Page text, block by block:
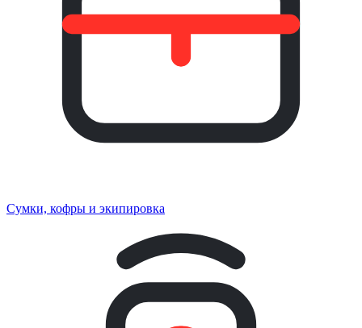
Сумки, кофры и экипировка